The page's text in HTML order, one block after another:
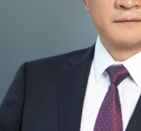
划，中国人民大学杰出
研究会副会长，全国院
育发展战略学会常务理
业委员会学术委员会主任
会常务理事等。